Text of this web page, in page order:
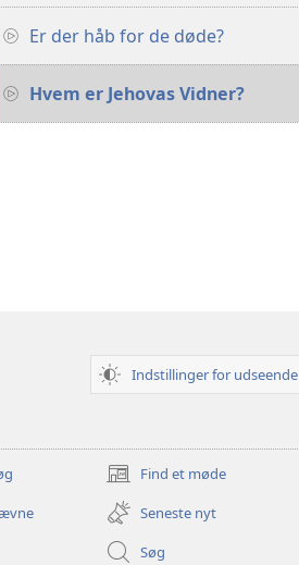
Er der håb for de døde?
Hvem er Jehovas Vidner?
Indstillinger for udseende
Find et møde
(åbner
nyt
vindue)
Seneste nyt
Søg